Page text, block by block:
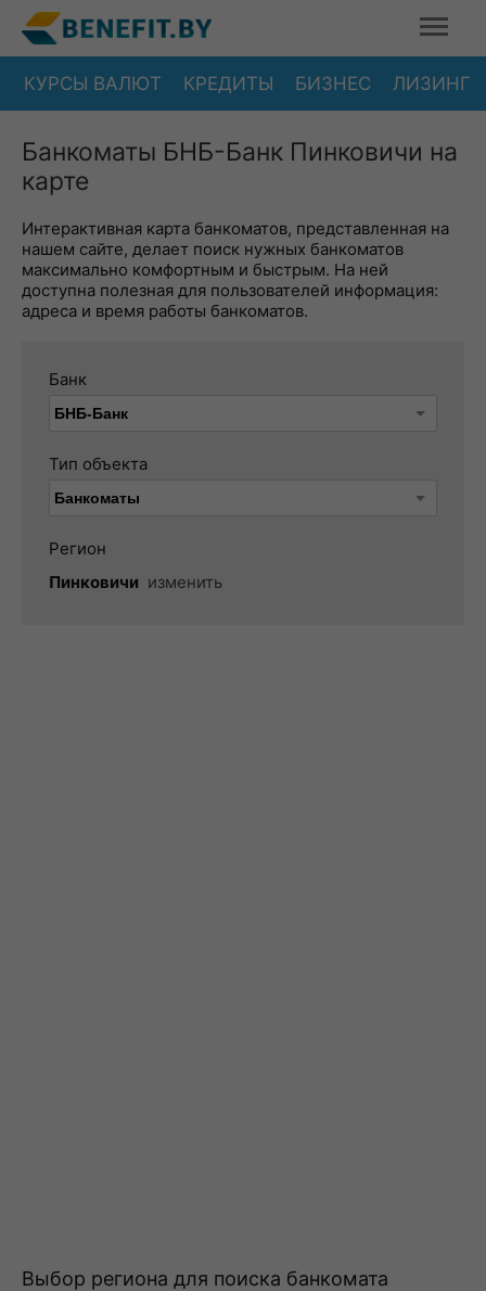
КУРСЫ ВАЛЮТ КРЕДИТЫ БИЗНЕС ЛИЗИНГ
Банкоматы БНБ-Банк Пинковичи на
карте
Интерактивная карта банкоматов, представленная на
нашем сайте, делает поиск нужных банкоматов
максимально комфортным и быстрым. На ней
доступна полезная для пользователей информация:
адреса и время работы банкоматов.
Банк
Тип объекта
Регион
Пинковичи изменить
Выбор региона для поиска банкомата